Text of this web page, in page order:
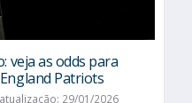
veja as odds para
Patriots
29/01/2026